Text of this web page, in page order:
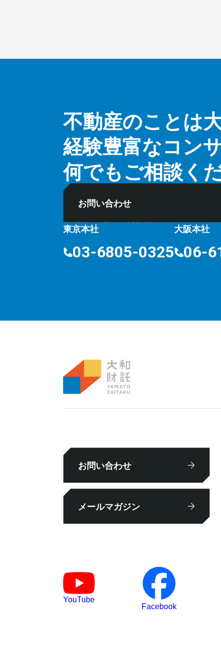
不動産のことは
経験豊富なコン
何でもご相談く
お問い合わせ
東京本社
03-6805-0325
大阪本社
06-
お問い合わせ
メールマガジン
YouTube
Facebook